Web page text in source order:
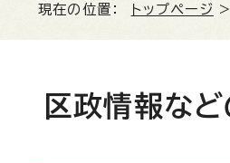
現在の位置： トップページ >
区政情報など